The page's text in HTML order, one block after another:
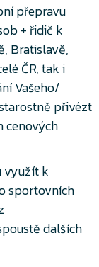
přepravu
+ řidič k
Bratislavě,
ČR, tak i
Vašeho/
přivézt
cenových
využít k
sportovních
dalších